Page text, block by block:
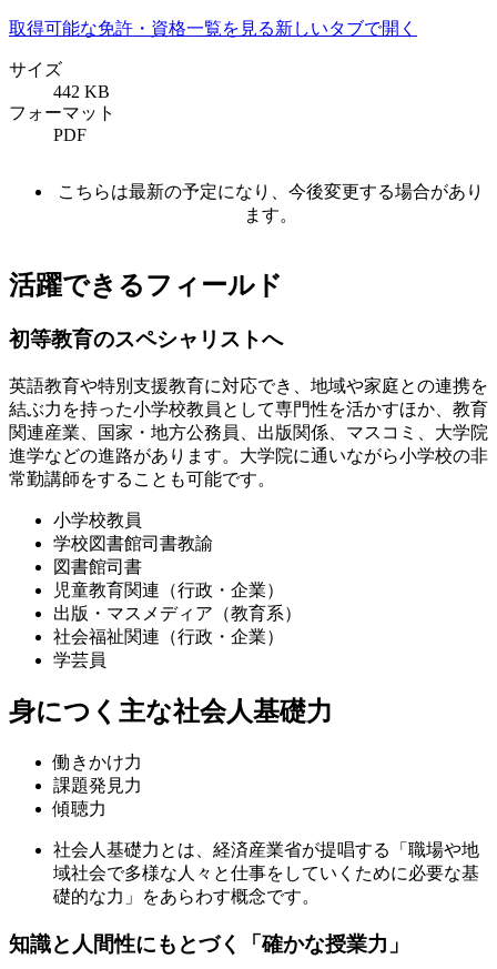
取得可能な免許・資格一覧を見る新しいタブで開く
サイズ
442 KB
フォーマット
PDF
こちらは最新の予定になり、今後変更する場合があり
ます。
活躍できるフィールド
初等教育のスペシャリストへ
英語教育や特別支援教育に対応でき、地域や家庭との連携を
結ぶ力を持った小学校教員として専門性を活かすほか、教育
関連産業、国家・地方公務員、出版関係、マスコミ、大学院
進学などの進路があります。大学院に通いながら小学校の非
常勤講師をすることも可能です。
小学校教員
学校図書館司書教諭
図書館司書
児童教育関連（行政・企業）
出版・マスメディア（教育系）
社会福祉関連（行政・企業）
学芸員
身につく主な社会人基礎力
働きかけ力
課題発見力
傾聴力
社会人基礎力とは、経済産業省が提唱する「職場や地
域社会で多様な人々と仕事をしていくために必要な基
礎的な力」をあらわす概念です。
知識と人間性にもとづく「確かな授業力」